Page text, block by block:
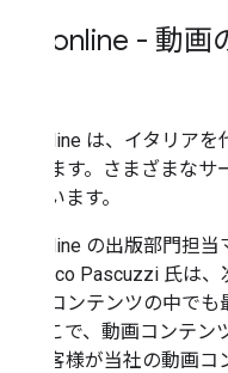
Italiaonline - 動
Italiaonline は、イタリア
しています。さまざまな
抱えています。
Italiaonline の出版部門担
Domenico Pascuzzi 氏は
ラインコンテンツの中で
す。そこで、動画コンテ
り、お客様が当社の動画